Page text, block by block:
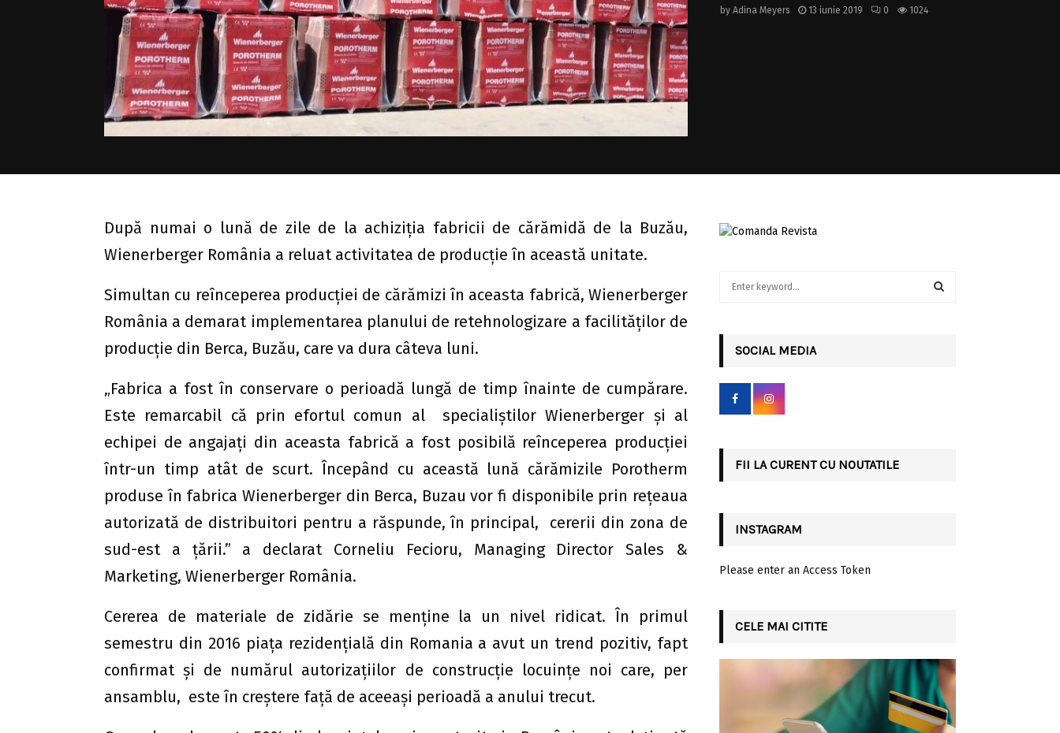
by Adina Meyers 13 iunie 2019 0 1024
După numai o lună de zile de la achiziția fabricii de cărămidă de la Buzău,
Wienerberger România a reluat activitatea de producție în această unitate.
Simultan cu reînceperea producției de cărămizi în aceasta fabrică, Wienerberger
România a demarat implementarea planului de retehnologizare a facilităților de
producție din Berca, Buzău, care va dura câteva luni.
„Fabrica a fost în conservare o perioadă lungă de timp înainte de cumpărare.
Este remarcabil că prin efortul comun al specialiștilor Wienerberger și al
echipei de angajați din aceasta fabrică a fost posibilă reînceperea producției
într-un timp atât de scurt. Începând cu această lună cărămizile Porotherm
produse în fabrica Wienerberger din Berca, Buzau vor fi disponibile prin rețeaua
autorizată de distribuitori pentru a răspunde, în principal, cererii din zona de
sud-est a țării.” a declarat Corneliu Fecioru, Managing Director Sales &
Marketing, Wienerberger România.
Cererea de materiale de zidărie se menține la un nivel ridicat. În primul
semestru din 2016 piața rezidențială din Romania a avut un trend pozitiv, fapt
confirmat și de numărul autorizațiilor de construcție locuințe noi care, per
ansamblu, este în creștere față de aceeași perioadă a anului trecut.
r
SOCIAL MEDIA
FII LA CURENT CU NOUTATILE
INSTAGRAM
Please enter an Access Token
CELE MAI CITITE